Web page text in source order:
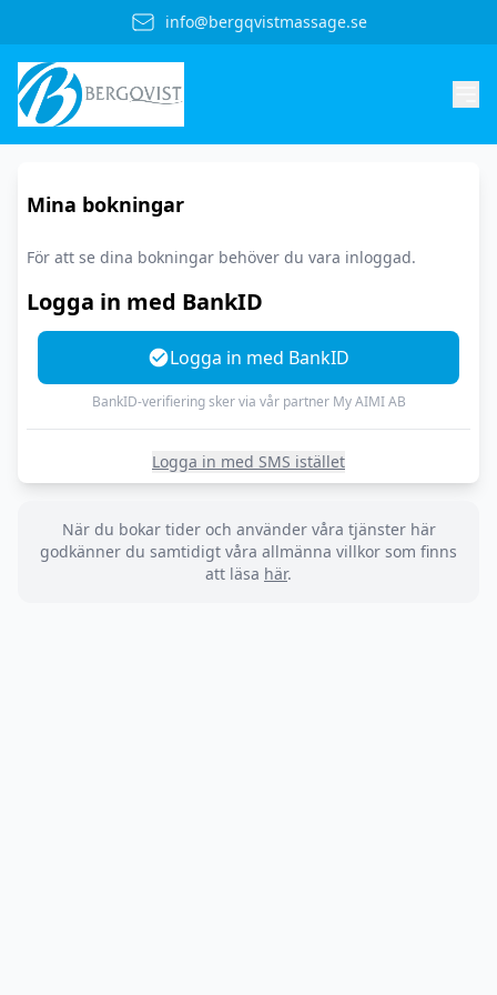
info@bergqvistmassage.se
Mina bokningar
För att se dina bokningar behöver du vara inloggad.
Logga in med BankID
Logga in med BankID
BankID-verifiering sker via vår partner My AIMI AB
Logga in med SMS istället
När du bokar tider och använder våra tjänster här
godkänner du samtidigt våra allmänna villkor som finns
att läsa här.